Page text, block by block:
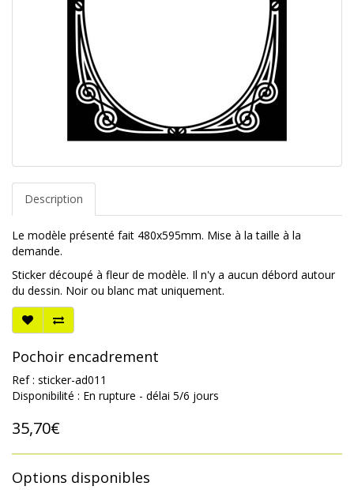
Description
Le modèle présenté fait 480x595mm. Mise à la taille à la
demande.
Sticker découpé à fleur de modèle. Il n'y a aucun débord autour
du dessin. Noir ou blanc mat uniquement.
Pochoir encadrement
Ref : sticker-ad011
Disponibilité : En rupture - délai 5/6 jours
35,70€
Options disponibles